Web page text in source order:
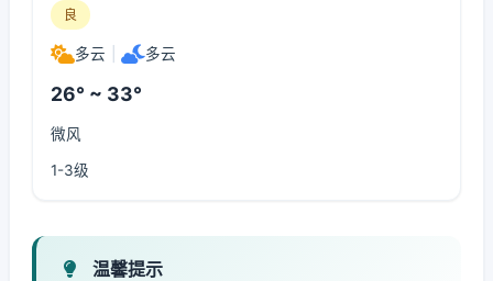
良
多云 多云
26° ~ 33°
微风
1-3级
温馨提示